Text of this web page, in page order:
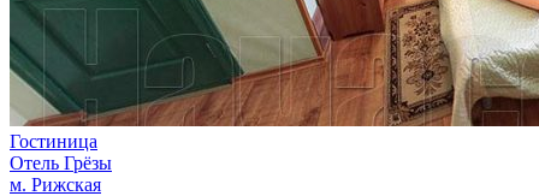
Гостиница
Отель Грёзы
м. Рижская